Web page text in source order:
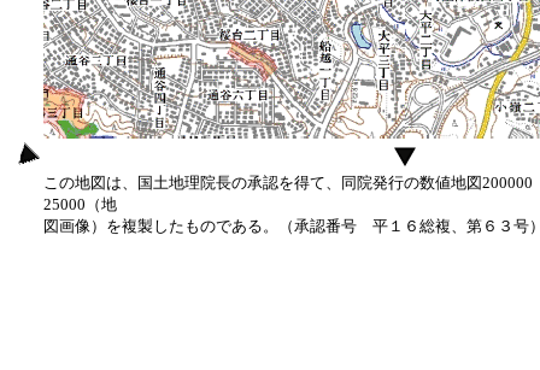
この地図は、国土地理院長の承認を得て、同院発行の数値地図
25000（地
図画像）を複製したものである。（承認番号 平１６総複、第６３号